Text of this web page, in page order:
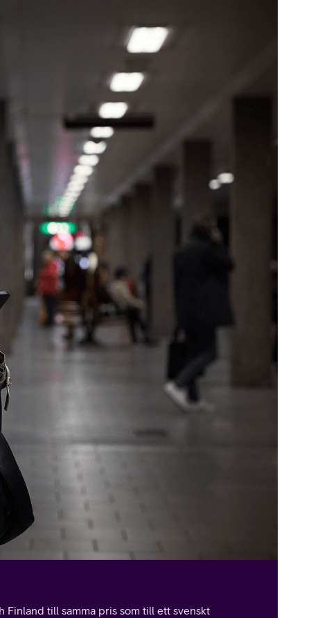
Finland till samma pris som till ett svenskt